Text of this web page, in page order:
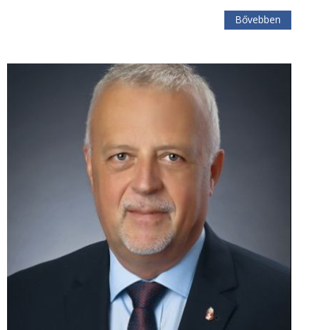
Bővebben